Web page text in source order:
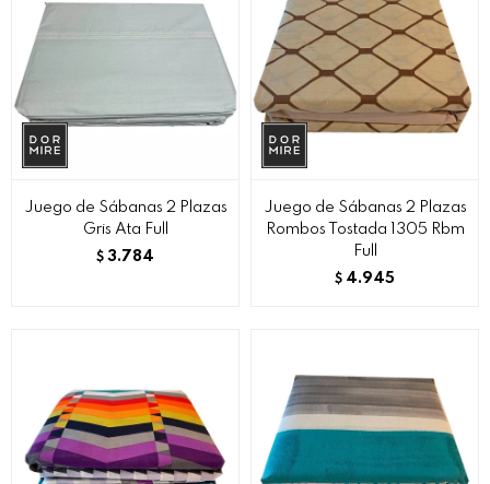
Juego de Sábanas 2 Plazas
Gris Ata Full
$ 3.784
Juego de Sábanas 2 Plazas
Rombos Tostada 1305 Rbm
Full
$ 4.945